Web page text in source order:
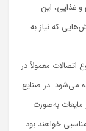
و غذایی، این
که نیاز به
اتصالات معمولاً در
می‌شود. در صنایع
مایعات به‌صورت
خواهند بود.